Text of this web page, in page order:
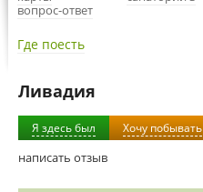
вопрос-ответ
Где поесть
Ливадия
Я здесь был Хочу побывать
написать отзыв